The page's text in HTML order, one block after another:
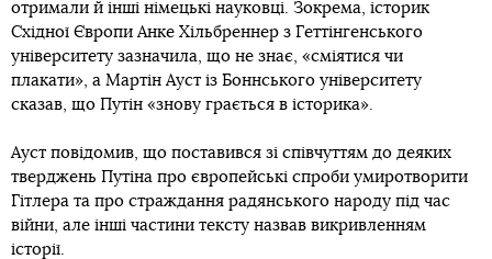
отримали й інші німецькі науковці. Зокрема, історик
Східної Європи Анке Хільбреннер з Геттінгенського
університету зазначила, що не знає, «сміятися чи
плакати», а Мартін Ауст із Боннського університету
сказав, що Путін «знову грається в історика».
Ауст повідомив, що поставився зі співчуттям до деяких
тверджень Путіна про європейські спроби умиротворити
Гітлера та про страждання радянського народу під час
війни, але інші частини тексту назвав викривленням
історії.